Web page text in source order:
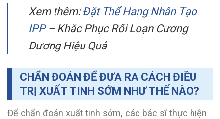
Xem thêm: Đặt Thể Hang Nhân Tạo
IPP– Khắc Phục Rối Loạn Cương
Dương Hiệu Quả
CHẨN ĐOÁN ĐỂ ĐƯA RA CÁCH ĐIỀU
TRỊ XUẤT TINH SỚM NHƯ THẾ NÀO?
Để chẩn đoán xuất tinh sớm, các bác sĩ thực hiện